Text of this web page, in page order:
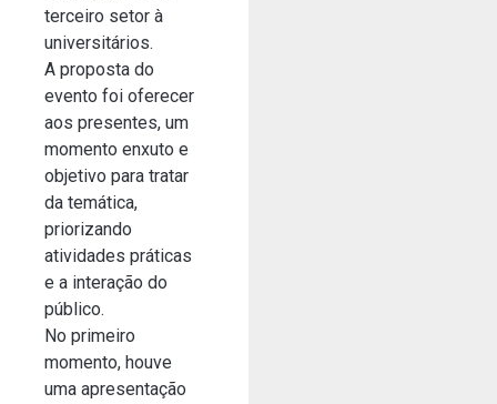
terceiro setor à
universitários.
A proposta do
evento foi oferecer
aos presentes, um
momento enxuto e
objetivo para tratar
da temática,
priorizando
atividades práticas
e a interação do
público.
No primeiro
momento, houve
uma apresentação